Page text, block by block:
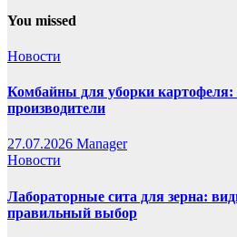
You missed
Новости
Комбайны для уборки
производители
27.07.2026 Manager
Новости
Лабораторные сита для зерна:
правильный выбор